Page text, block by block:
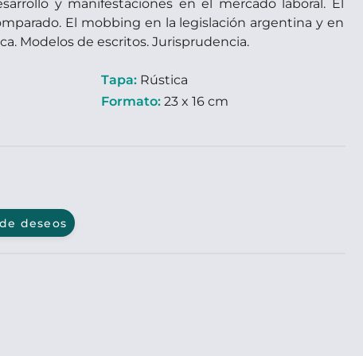
y manifestaciones en el mercado laboral. El
El mobbing en la legislación argentina y en
Modelos de escritos. Jurisprudencia.
Tapa: Rústica
Formato: 23 x 16 cm
deseos